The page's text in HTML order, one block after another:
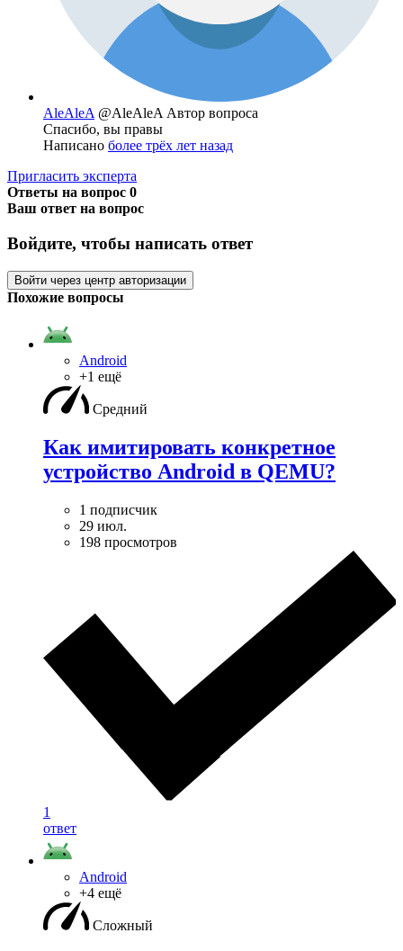
AleAleA @AleAleA Автор вопроса
Спасибо, вы правы
Написано более трёх лет назад
Пригласить эксперта
Ответы на вопрос 0
Ваш ответ на вопрос
Войдите, чтобы написать ответ
Войти через центр авторизации
Похожие вопросы
Android
+1 ещё
Средний
Как имитировать конкретное
устройство Android в QEMU?
1 подписчик
29 июл.
198 просмотров
1
ответ
Android
+4 ещё
Сложный